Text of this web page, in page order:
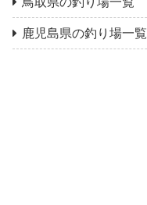
鹿児島県の釣り場一覧